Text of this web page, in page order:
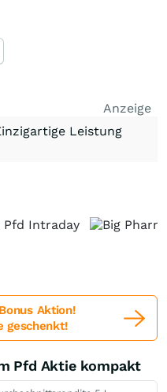
Anzeige
Leistung
Aktion!
geschenkt!
Pfd Aktie kompakt